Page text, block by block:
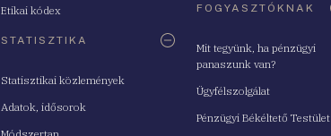
Etikai kódex
STATISZTIKA
Statisztikai közlemények
Adatok, idősorok
FOGYASZTÓKNAK
Mit tegyünk, ha pénzügyi
panaszunk van?
Ügyfélszolgálat
Pénzügyi Békéltető Testület